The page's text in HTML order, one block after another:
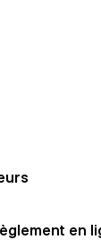
en